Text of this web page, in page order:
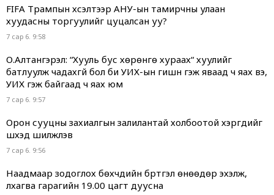
FIFA Трампын хүсэлтээр АНУ-ын тамирчны улаан
хуудасны торгуулийг цуцалсан уу?
7 сар 6. 9:58
О.Алтангэрэл: “Хууль бус хөрөнгө хураах“ хуулийг
батлуулж чадахгүй бол би УИХ-ын гишүүн гэж яваад ч яах вэ,
УИХ гэж байгаад ч яах юм
7 сар 6. 9:57
Орон сууцны захиалгын залилантай холбоотой хэргүүдийг
шүүхэд шилжүүлэв
7 сар 6. 9:56
Наадмаар зодоглох бөхчүүдийн бүртгэл өнөөдөр эхэлж,
лхагва гарагийн 19.00 цагт дуусна